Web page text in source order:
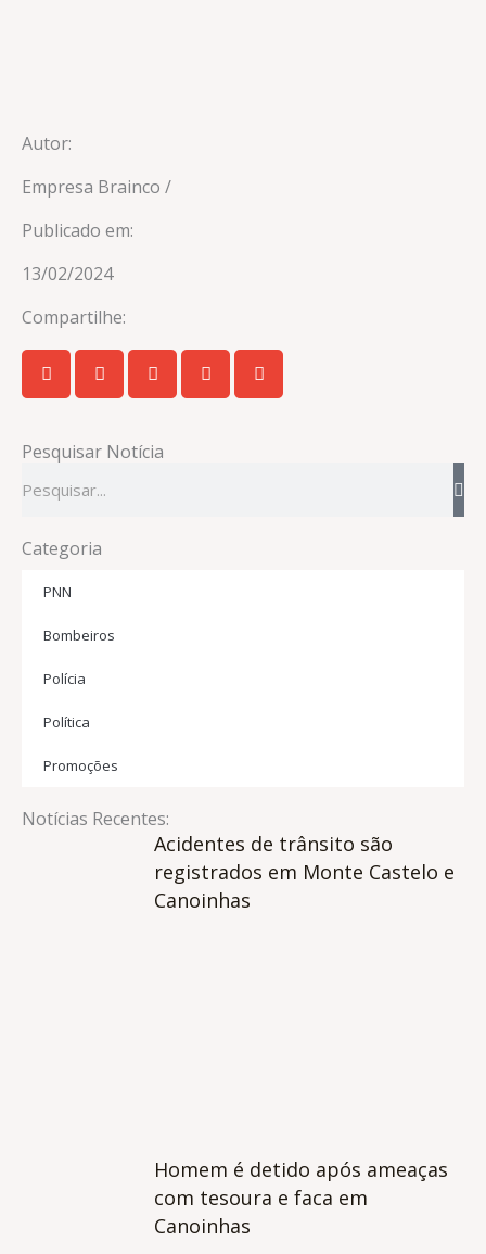
Autor:
Empresa Brainco /
Publicado em:
13/02/2024
Compartilhe:
Pesquisar Notícia
Categoria
PNN
Bombeiros
Polícia
Política
Promoções
Notícias Recentes:
Acidentes de trânsito são
registrados em Monte Castelo e
Canoinhas
Homem é detido após ameaças
com tesoura e faca em
Canoinhas